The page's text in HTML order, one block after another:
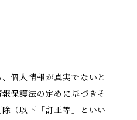
個人情報が真実でないと
保護法の定めに基づきそ
（以下「訂正等」といい